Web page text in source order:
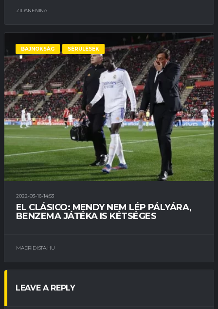
ZIDANENINA
BAJNOKSÁG SÉRÜLÉSEK
2022-03-16-14:53
EL CLÁSICO: MENDY NEM LÉP PÁLYÁRA,
BENZEMA JÁTÉKA IS KÉTSÉGES
MADRIDISTA.HU
LEAVE A REPLY